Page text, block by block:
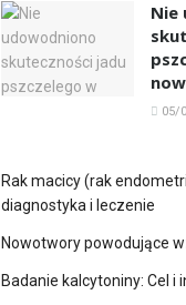
Nie
05/
Rak macicy (rak
diagnostyka i leczenie
Nowotwory powodujące
Badanie kalcytoniny: Cel